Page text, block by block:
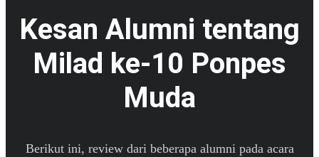
Kesan Alumni tentang
Milad ke-10 Ponpes
Muda
Berikut ini, review dari beberapa alumni pada acara